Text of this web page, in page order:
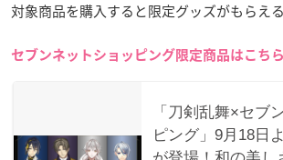
対象商品を購入すると限定グッズがもらえ
セブンネットショッピング限定商品はこち